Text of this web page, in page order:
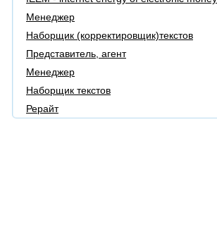
Менеджер
Наборщик (корректировщик)текстов
Представитель, агент
Менеджер
Наборщик текстов
Рерайт